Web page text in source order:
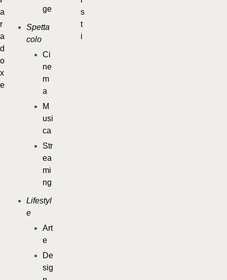
ge
Spetta
colo
Ci
ne
m
a
M
usi
ca
Str
ea
mi
ng
Lifestyl
e
Art
e
De
sig